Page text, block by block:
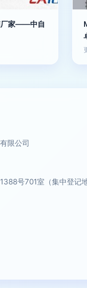
厂家——中自
限公司
号701室（集中登记地